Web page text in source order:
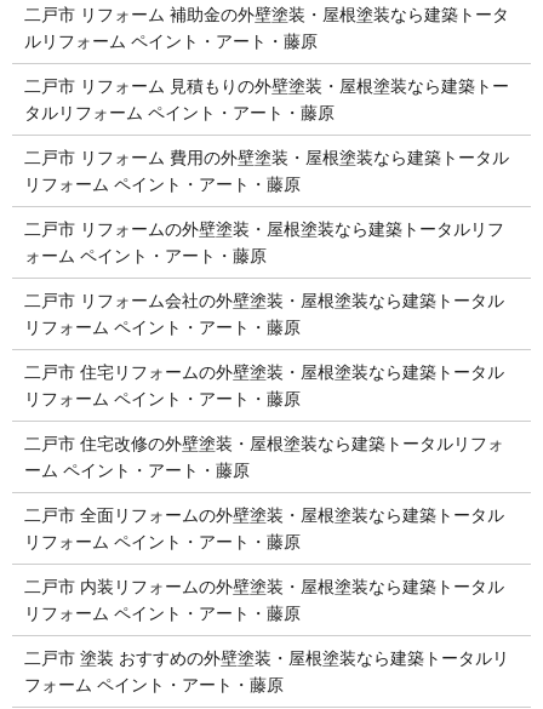
二戸市 リフォーム 補助金の外壁塗装・屋根塗装なら建築トータ
ルリフォーム ペイント・アート・藤原
二戸市 リフォーム 見積もりの外壁塗装・屋根塗装なら建築トー
タルリフォーム ペイント・アート・藤原
二戸市 リフォーム 費用の外壁塗装・屋根塗装なら建築トータル
リフォーム ペイント・アート・藤原
二戸市 リフォームの外壁塗装・屋根塗装なら建築トータルリフ
ォーム ペイント・アート・藤原
二戸市 リフォーム会社の外壁塗装・屋根塗装なら建築トータル
リフォーム ペイント・アート・藤原
二戸市 住宅リフォームの外壁塗装・屋根塗装なら建築トータル
リフォーム ペイント・アート・藤原
二戸市 住宅改修の外壁塗装・屋根塗装なら建築トータルリフォ
ーム ペイント・アート・藤原
二戸市 全面リフォームの外壁塗装・屋根塗装なら建築トータル
リフォーム ペイント・アート・藤原
二戸市 内装リフォームの外壁塗装・屋根塗装なら建築トータル
リフォーム ペイント・アート・藤原
二戸市 塗装 おすすめの外壁塗装・屋根塗装なら建築トータルリ
フォーム ペイント・アート・藤原